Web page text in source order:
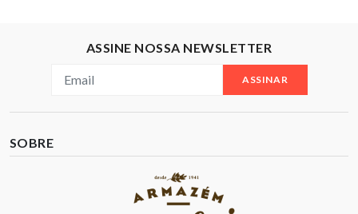
ASSINE NOSSA NEWSLETTER
ASSINAR
SOBRE